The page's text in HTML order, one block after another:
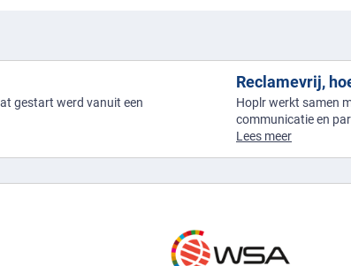
gestart werd vanuit een
Reclamevrij,
Hoplr werkt samen
communicatie en
Lees meer